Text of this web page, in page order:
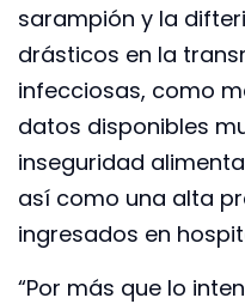
sarampión y la
drásticos en la
infecciosas, como
datos disponibles
inseguridad
así como una alta
ingresados en
“Por más que lo